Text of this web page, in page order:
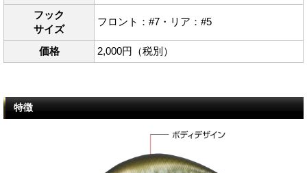
フック
サイズ
フロント：#7・リア：#5
価格 2,000円（税別）
特徴